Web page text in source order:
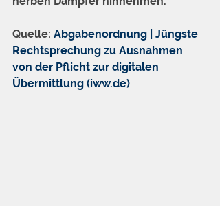
Quelle: Abgabenordnung | Jüngste
Rechtsprechung zu Ausnahmen
von der Pflicht zur digitalen
Übermittlung (iww.de)